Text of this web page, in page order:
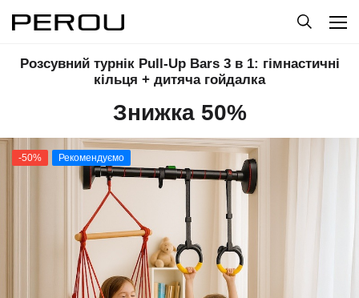
Розсувний турнік Pull-Up Bars 3 в 1: гімнастичні
кільця + дитяча гойдалка
Знижка 50%
-50% Рекомендуємо